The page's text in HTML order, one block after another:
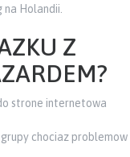
na Holandii.
Z
strone internetowa
chociaz problemow